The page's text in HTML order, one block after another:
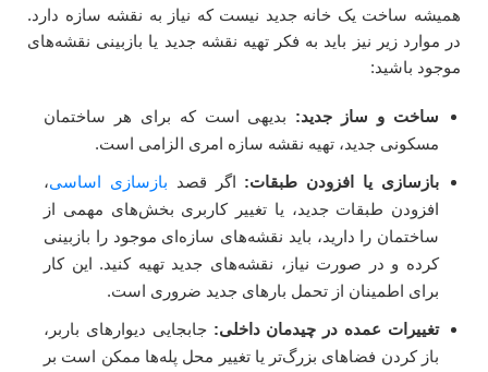
همیشه ساخت یک خانه جدید نیست که نیاز به نقشه سازه دارد.
در موارد زیر نیز باید به فکر تهیه نقشه جدید یا بازبینی نقشه‌های
موجود باشید:
ساخت و ساز جدید: بدیهی است که برای هر ساختمان
مسکونی جدید، تهیه نقشه سازه امری الزامی است.
بازسازی یا افزودن طبقات: اگر قصد بازسازی اساسی،
افزودن طبقات جدید، یا تغییر کاربری بخش‌های مهمی از
ساختمان را دارید، باید نقشه‌های سازه‌ای موجود را بازبینی
کرده و در صورت نیاز، نقشه‌های جدید تهیه کنید. این کار
برای اطمینان از تحمل بارهای جدید ضروری است.
تغییرات عمده در چیدمان داخلی: جابجایی دیوارهای باربر،
باز کردن فضاهای بزرگ‌تر یا تغییر محل پله‌ها ممکن است بر